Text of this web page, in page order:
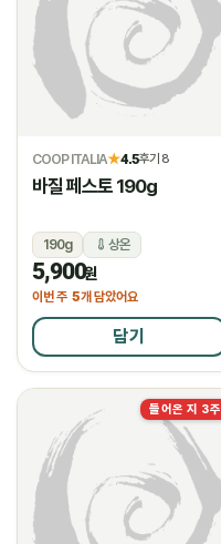
COOP ITALIA★4.5후기 8
바질 페스토 190g
190g 상온
5,900원
이번 주 5개 담았어요
담기
들어온 지 3주